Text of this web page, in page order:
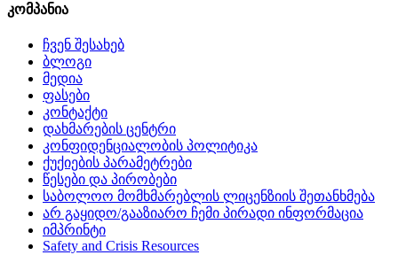
კომპანია
ჩვენ შესახებ
ბლოგი
მედია
ფასები
კონტაქტი
დახმარების ცენტრი
კონფიდენციალობის პოლიტიკა
ქუქიების პარამეტრები
წესები და პირობები
საბოლოო მომხმარებლის ლიცენზიის შეთანხმება
არ გაყიდო/გააზიარო ჩემი პირადი ინფორმაცია
იმპრინტი
Safety and Crisis Resources